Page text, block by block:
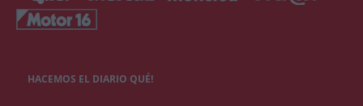
HACEMOS EL DIARIO QUÉ!